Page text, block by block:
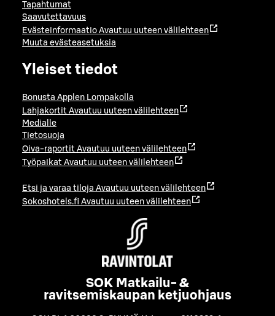
Tapahtumat
Saavutettavuus
Evästeinformaatio Avautuu uuteen välilehteen
Muuta evästeasetuksia
Yleiset tiedot
Bonusta Applen Lompakolla
Lahjakortit Avautuu uuteen välilehteen
Medialle
Tietosuoja
Oiva-raportit Avautuu uuteen välilehteen
Työpaikat Avautuu uuteen välilehteen
Etsi ja varaa tiloja Avautuu uuteen välilehteen
Sokoshotels.fi Avautuu uuteen välilehteen
SOK Matkailu- &
ravitsemiskaupan ketjuohjaus